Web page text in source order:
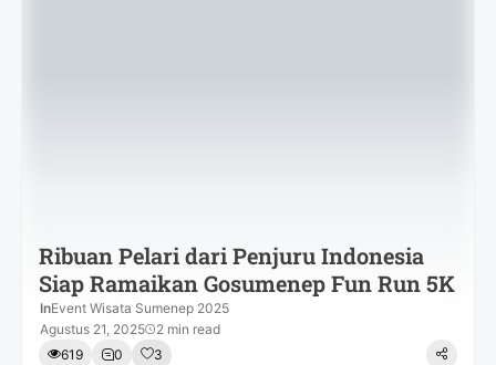
Ribuan Pelari dari Penjuru Indonesia
Siap Ramaikan Gosumenep Fun Run 5K
InEvent Wisata Sumenep 2025
Agustus 21, 2025
2 min read
619
0 3